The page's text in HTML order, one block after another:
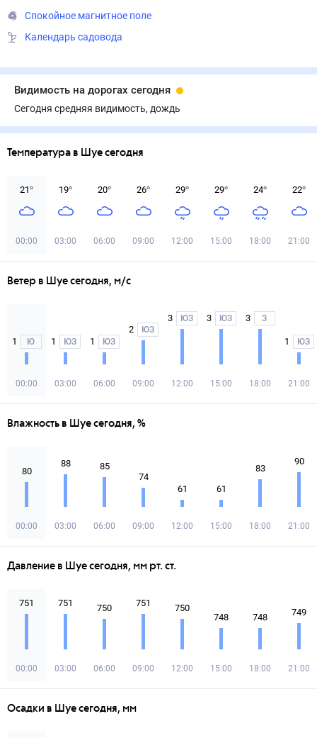
Спокойное магнитное поле
Календарь садовода
Видимость на дорогах сегодня
Сегодня средняя видимость, дождь
Температура в Шуе сегодня
21°
00:00
19°
03:00
20°
06:00
26°
09:00
29°
12:00
29°
15:00
24°
18:00
22°
21:00
Ветер в Шуе сегодня, м/с
1 Ю
00:00
1 ЮЗ
03:00
1 ЮЗ
06:00
2 ЮЗ
09:00
3 ЮЗ
12:00
3 ЮЗ
15:00
3 З
18:00
1 ЮЗ
21:00
Влажность в Шуе сегодня, %
80
00:00
88
03:00
85
06:00
74
09:00
61
12:00
61
15:00
83
18:00
90
21:00
Давление в Шуе сегодня, мм рт. ст.
751
00:00
751
03:00
750
06:00
751
09:00
750
12:00
748
15:00
748
18:00
749
21:00
Осадки в Шуе сегодня, мм